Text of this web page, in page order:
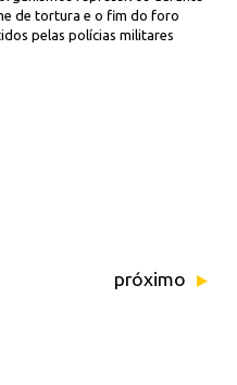
de tortura e o fim do foro
pelas polícias militares
próximo